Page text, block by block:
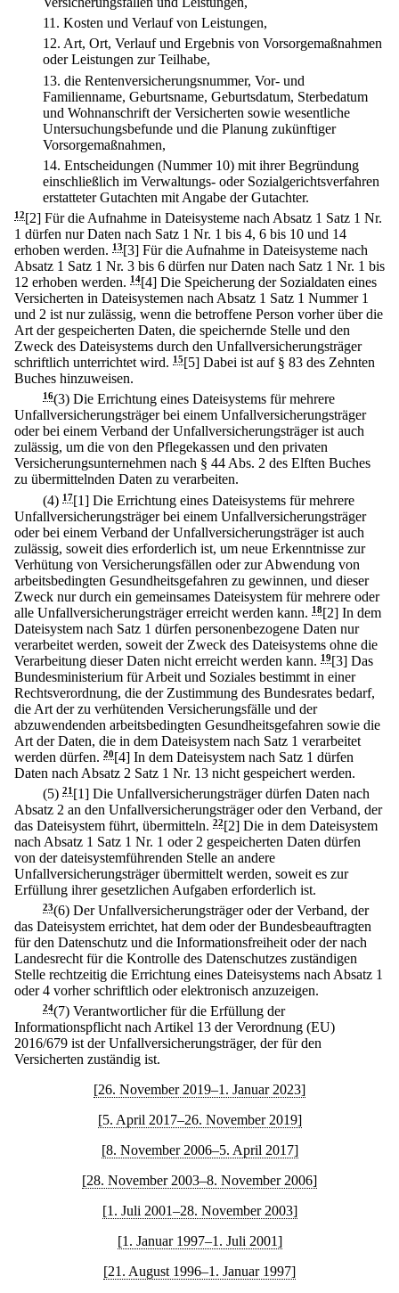
11. Kosten und Verlauf von Leistungen,
12. Art, Ort, Verlauf und Ergebnis von Vorsorgemaßnahmen
oder Leistungen zur Teilhabe,
13. die Rentenversicherungsnummer, Vor- und
Familienname, Geburtsname, Geburtsdatum, Sterbedatum
und Wohnanschrift der Versicherten sowie wesentliche
Untersuchungsbefunde und die Planung zukünftiger
Vorsorgemaßnahmen,
14. Entscheidungen (Nummer 10) mit ihrer Begründung
einschließlich im Verwaltungs- oder Sozialgerichtsverfahren
erstatteter Gutachten mit Angabe der Gutachter.
12[2] Für die Aufnahme in Dateisysteme nach Absatz 1 Satz 1 Nr.
1 dürfen nur Daten nach Satz 1 Nr. 1 bis 4, 6 bis 10 und 14
erhoben werden. 13[3] Für die Aufnahme in Dateisysteme nach
Absatz 1 Satz 1 Nr. 3 bis 6 dürfen nur Daten nach Satz 1 Nr. 1 bis
12 erhoben werden. 14[4] Die Speicherung der Sozialdaten eines
Versicherten in Dateisystemen nach Absatz 1 Satz 1 Nummer 1
und 2 ist nur zulässig, wenn die betroffene Person vorher über die
Art der gespeicherten Daten, die speichernde Stelle und den
Zweck des Dateisystems durch den Unfallversicherungsträger
schriftlich unterrichtet wird. 15[5] Dabei ist auf § 83 des Zehnten
Buches hinzuweisen.
16(3) Die Errichtung eines Dateisystems für mehrere
Unfallversicherungsträger bei einem Unfallversicherungsträger
oder bei einem Verband der Unfallversicherungsträger ist auch
zulässig, um die von den Pflegekassen und den privaten
Versicherungsunternehmen nach § 44 Abs. 2 des Elften Buches
zu übermittelnden Daten zu verarbeiten.
(4) 17[1] Die Errichtung eines Dateisystems für mehrere
Unfallversicherungsträger bei einem Unfallversicherungsträger
oder bei einem Verband der Unfallversicherungsträger ist auch
zulässig, soweit dies erforderlich ist, um neue Erkenntnisse zur
Verhütung von Versicherungsfällen oder zur Abwendung von
arbeitsbedingten Gesundheitsgefahren zu gewinnen, und dieser
Zweck nur durch ein gemeinsames Dateisystem für mehrere oder
alle Unfallversicherungsträger erreicht werden kann. 18[2] In dem
Dateisystem nach Satz 1 dürfen personenbezogene Daten nur
verarbeitet werden, soweit der Zweck des Dateisystems ohne die
Verarbeitung dieser Daten nicht erreicht werden kann. 19[3] Das
Bundesministerium für Arbeit und Soziales bestimmt in einer
Rechtsverordnung, die der Zustimmung des Bundesrates bedarf,
die Art der zu verhütenden Versicherungsfälle und der
abzuwendenden arbeitsbedingten Gesundheitsgefahren sowie die
Art der Daten, die in dem Dateisystem nach Satz 1 verarbeitet
werden dürfen. 20[4] In dem Dateisystem nach Satz 1 dürfen
Daten nach Absatz 2 Satz 1 Nr. 13 nicht gespeichert werden.
(5) 21 [1] Die Unfallversicherungsträger dürfen Daten nach
Absatz 2 an den Unfallversicherungsträger oder den Verband, der
das Dateisystem führt, übermitteln. 22[2] Die in dem Dateisystem
nach Absatz 1 Satz 1 Nr. 1 oder 2 gespeicherten Daten dürfen
von der dateisystemführenden Stelle an andere
Unfallversicherungsträger übermittelt werden, soweit es zur
Erfüllung ihrer gesetzlichen Aufgaben erforderlich ist.
23(6) Der Unfallversicherungsträger oder der Verband, der
das Dateisystem errichtet, hat dem oder der Bundesbeauftragten
für den Datenschutz und die Informationsfreiheit oder der nach
Landesrecht für die Kontrolle des Datenschutzes zuständigen
Stelle rechtzeitig die Errichtung eines Dateisystems nach Absatz 1
oder 4 vorher schriftlich oder elektronisch anzuzeigen.
24(7) Verantwortlicher für die Erfüllung der
Informationspflicht nach Artikel 13 der Verordnung (EU)
2016/679 ist der Unfallversicherungsträger, der für den
Versicherten zuständig ist.
[26. November 2019–1. Januar 2023]
[5. April 2017–26. November 2019]
[8. November 2006–5. April 2017]
[28. November 2003–8. November 2006]
[1. Juli 2001–28. November 2003]
[1. Januar 1997–1. Juli 2001]
[21. August 1996–1. Januar 1997]